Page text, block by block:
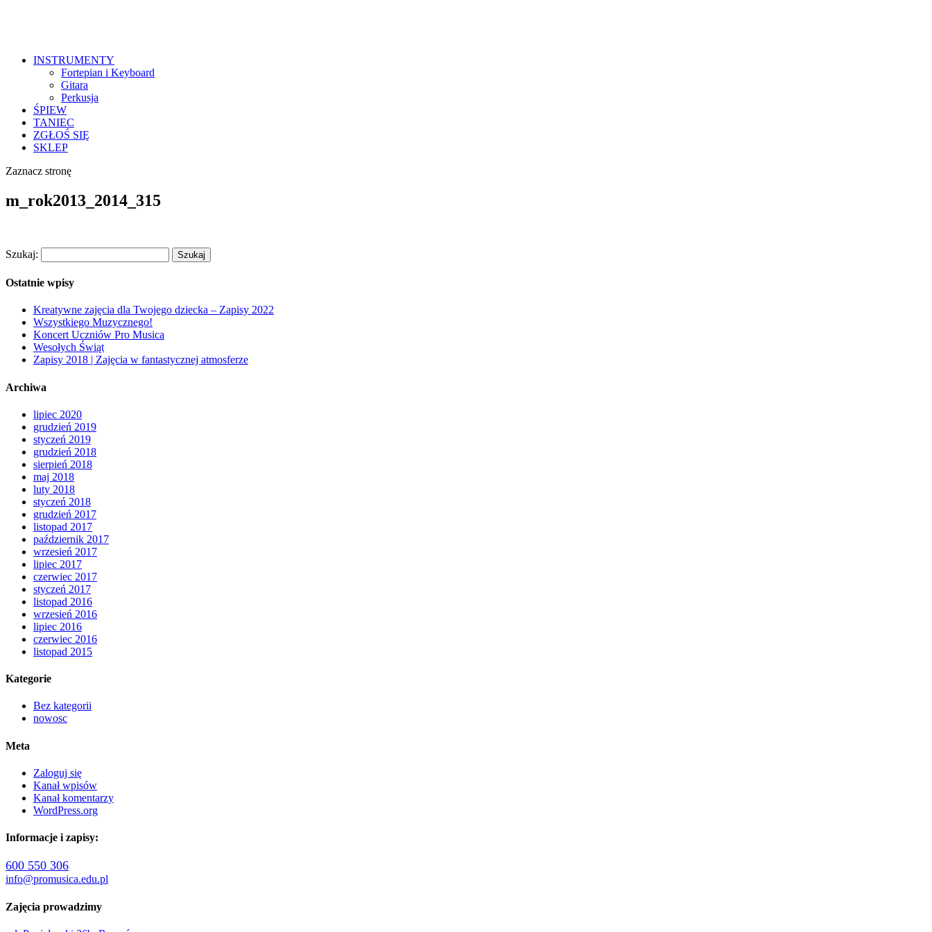
INSTRUMENTY
Fortepian i Keyboard
Gitara
Perkusja
ŚPIEW
TANIEC
ZGŁOŚ SIĘ
SKLEP
Zaznacz stronę
m_rok2013_2014_315
Szukaj:
Ostatnie wpisy
Kreatywne zajęcia dla Twojego dziecka – Zapisy 2022
Wszystkiego Muzycznego!
Koncert Uczniów Pro Musica
Wesołych Świąt
Zapisy 2018 | Zajęcia w fantastycznej atmosferze
Archiwa
lipiec 2020
grudzień 2019
styczeń 2019
grudzień 2018
sierpień 2018
maj 2018
luty 2018
styczeń 2018
grudzień 2017
listopad 2017
październik 2017
wrzesień 2017
lipiec 2017
czerwiec 2017
styczeń 2017
listopad 2016
wrzesień 2016
lipiec 2016
czerwiec 2016
listopad 2015
Kategorie
Bez kategorii
nowosc
Meta
Zaloguj się
Kanał wpisów
Kanał komentarzy
WordPress.org
Informacje i zapisy:
600 550 306
info@promusica.edu.pl
Zajęcia prowadzimy